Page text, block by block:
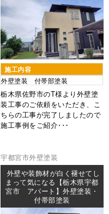
施工内容
外壁塗装 付帯部塗装
栃木県佐野市のT様より外壁塗
装工事のご依頼をいただき、こ
ちらの工事が完了しましたので
施工事例をご紹介･･･
宇都宮市外壁塗装
外壁や装飾材が白く褪せてし
まって気になる【栃木県宇都
宮市 アパート】外壁塗装・
付帯部塗装